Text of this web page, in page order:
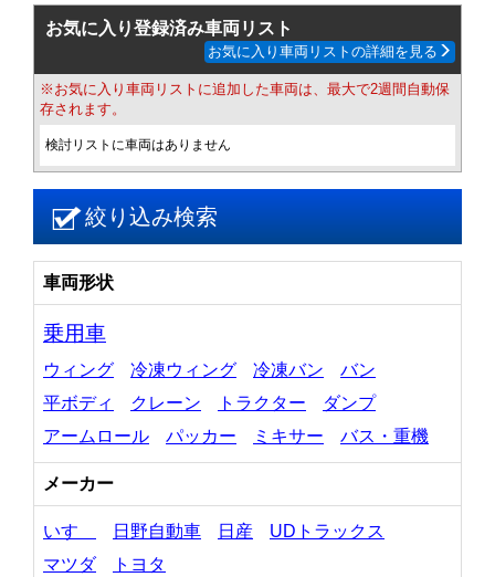
お気に入り登録済み車両リスト
お気に入り車両リストの詳細を見る
※お気に入り車両リストに追加した車両は、最大で2週間自動保
存されます。
検討リストに車両はありません
絞り込み検索
車両形状
乗用車
ウィング 冷凍ウィング 冷凍バン
バン
平ボディ
クレーン トラクター
ダンプ
アームロール
パッカー ミキサー バス・重機
メーカー
いすゞ 日野自動車 日産
UDトラックス
マツダ
トヨタ